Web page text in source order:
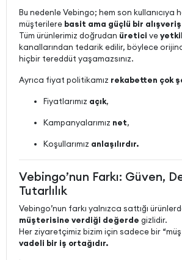
Bu nedenle Vebingo; hem son kullanıcıya
müşterilere basit ama güçlü bir
Tüm ürünlerimiz doğrudan üretici ve
kanallarından tedarik edilir, böylece
hiçbir tereddüt yaşamazsınız.
Ayrıca fiyat politikamız rekabetten çok
Fiyatlarımız açık,
Kampanyalarımız net,
Koşullarımız anlaşılırdır.
Vebingo’nun Farkı: Güven,
Tutarlılık
Vebingo’nun farkı yalnızca sattığı
müşterisine verdiği değerde gizlidir.
Her ziyaretçimiz bizim için sadece bir
vadeli bir iş ortağıdır.